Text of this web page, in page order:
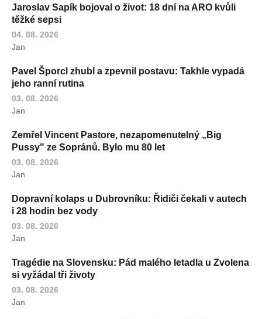
Jaroslav Sapík bojoval o život: 18 dní na ARO kvůli
těžké sepsi
04. 08. 2026
Jan
Pavel Šporcl zhubl a zpevnil postavu: Takhle vypadá
jeho ranní rutina
03. 08. 2026
Jan
Zemřel Vincent Pastore, nezapomenutelný „Big
Pussy" ze Sopránů. Bylo mu 80 let
03. 08. 2026
Jan
Dopravní kolaps u Dubrovníku: Řidiči čekali v autech
i 28 hodin bez vody
03. 08. 2026
Jan
Tragédie na Slovensku: Pád malého letadla u Zvolena
si vyžádal tři životy
03. 08. 2026
Jan